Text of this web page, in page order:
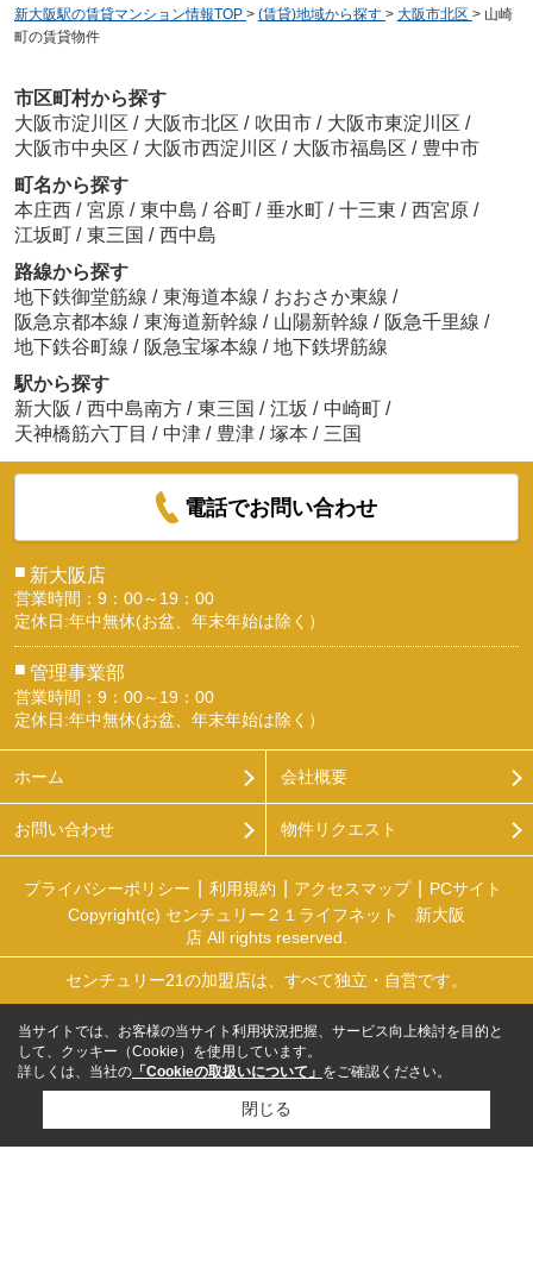
新大阪駅の賃貸マンション情報TOP > (賃貸)地域から探す > 大阪市北区 > 山崎
町の賃貸物件
市区町村から探す
大阪市淀川区 / 大阪市北区 / 吹田市 / 大阪市東淀川区 /
大阪市中央区 / 大阪市西淀川区 / 大阪市福島区 / 豊中市
町名から探す
本庄西 / 宮原 / 東中島 / 谷町 / 垂水町 / 十三東 / 西宮原 /
江坂町 / 東三国 / 西中島
路線から探す
地下鉄御堂筋線 / 東海道本線 / おおさか東線 /
阪急京都本線 / 東海道新幹線 / 山陽新幹線 / 阪急千里線 /
地下鉄谷町線 / 阪急宝塚本線 / 地下鉄堺筋線
駅から探す
新大阪 / 西中島南方 / 東三国 / 江坂 / 中崎町 /
天神橋筋六丁目 / 中津 / 豊津 / 塚本 / 三国
電話でお問い合わせ
■ 新大阪店
営業時間：9：00～19：00
定休日:年中無休(お盆、年末年始は除く）
■ 管理事業部
営業時間：9：00～19：00
定休日:年中無休(お盆、年末年始は除く）
ホーム 会社概要
お問い合わせ 物件リクエスト
プライバシーポリシー 利用規約 アクセスマップ
PCサイト
Copyright(c) センチュリー２１ライフネット 新大阪
店 All rights reserved.
センチュリー21の加盟店は、すべて独立・自営です。
当サイトでは、お客様の当サイト利用状況把握、サービス向上検討を目的と
して、クッキー（Cookie）を使用しています。
詳しくは、当社の 「Cookieの取扱いについて」 をご確認ください。
閉じる